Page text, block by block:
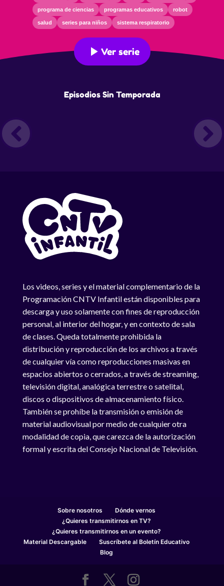
programa de ciencias programas educativos robot
salud series para niños sistema respiratorio
Ver serie
Episodios Sin Temporada
Los videos, series y el material complementario de la
Programación CNTV Infantil están disponibles para
descarga y uso solamente con fines de reproducción
personal, al interior del hogar, y en contexto de sala
de clases. Queda totalmente prohibida la
distribución y reproducción de los archivos a través
de cualquier vía como reproducciones masivas en
espacios abiertos o cerrados, a través de streaming,
televisión digital, analógica terrestre o satelital,
discos o dispositivos de almacenamiento físico.
También se prohíbe la transmisión o emisión de
material audiovisual por medio de cualquier otra
modalidad de copia, que carezca de la autorización
formal y escrita del Consejo Nacional de Televisión.
Sobre nosotros
Dónde vernos
¿Quieres transmitirnos en TV?
¿Quieres transmitirnos en un evento?
Material Descargable
Suscríbete al Boletín Educativo
Blog